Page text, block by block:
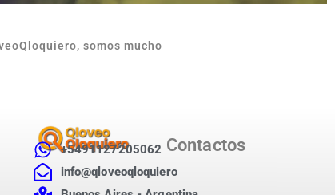
somos mucho
Contactos
+5491127205062
info@qloveoqloquiero